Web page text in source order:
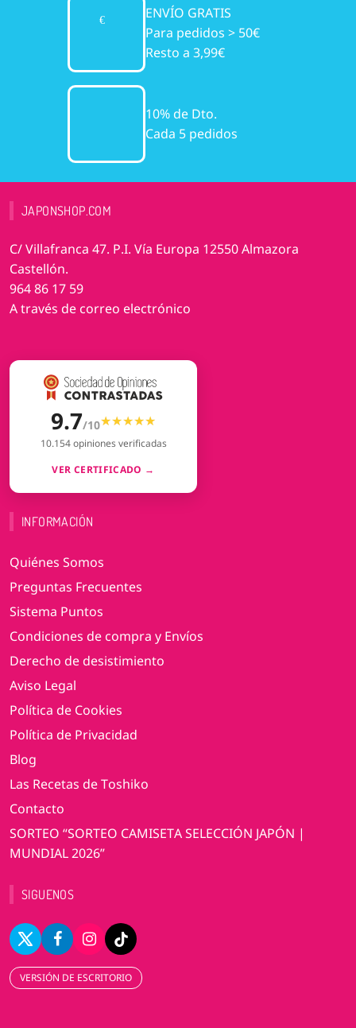
ENVÍO GRATIS
Para pedidos > 50€
Resto a 3,99€
10% de Dto.
Cada 5 pedidos
JAPONSHOP.COM
C/ Villafranca 47. P.I. Vía Europa 12550 Almazora
Castellón.
964 86 17 59
A través de correo electrónico
9.7/10★★★★★
★★★★★
10.154 opiniones verificadas
VER CERTIFICADO →
INFORMACIÓN
Quiénes Somos
Preguntas Frecuentes
Sistema Puntos
Condiciones de compra y Envíos
Derecho de desistimiento
Aviso Legal
Política de Cookies
Política de Privacidad
Blog
Las Recetas de Toshiko
Contacto
SORTEO “SORTEO CAMISETA SELECCIÓN JAPÓN |
MUNDIAL 2026”
SIGUENOS
VERSIÓN DE ESCRITORIO